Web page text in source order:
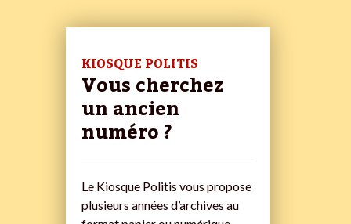
KIOSQUE POLITIS
Vous cherchez
un ancien
numéro ?
Le Kiosque Politis vous propose
plusieurs années d’archives au